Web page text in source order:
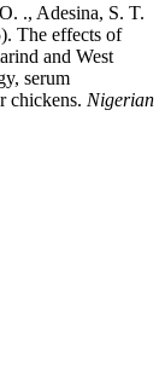
., Adesina, S. T.
The effects of
and West
serum
chickens. Nigerian